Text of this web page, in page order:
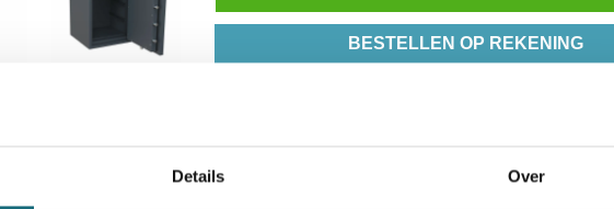
Details Over
BESTELLEN OP REKENING
dezelfde